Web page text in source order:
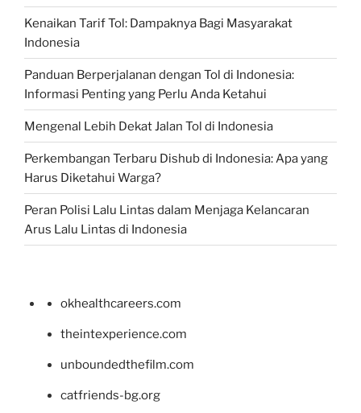
Kenaikan Tarif Tol: Dampaknya Bagi Masyarakat
Indonesia
Panduan Berperjalanan dengan Tol di Indonesia:
Informasi Penting yang Perlu Anda Ketahui
Mengenal Lebih Dekat Jalan Tol di Indonesia
Perkembangan Terbaru Dishub di Indonesia: Apa yang
Harus Diketahui Warga?
Peran Polisi Lalu Lintas dalam Menjaga Kelancaran
Arus Lalu Lintas di Indonesia
okhealthcareers.com
theintexperience.com
unboundedthefilm.com
catfriends-bg.org